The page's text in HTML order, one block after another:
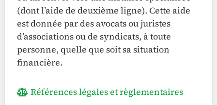
(dont l’aide de deuxième ligne). Cette aide
est donnée par des avocats ou juristes
d’associations ou de syndicats, à toute
personne, quelle que soit sa situation
financière.
Références légales et règlementaires